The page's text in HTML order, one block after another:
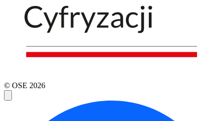
© OSE 2026